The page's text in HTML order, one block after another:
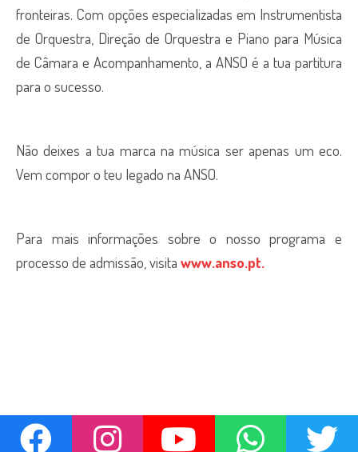
fronteiras. Com opções especializadas em Instrumentista
de Orquestra, Direção de Orquestra e Piano para Música
de Câmara e Acompanhamento, a ANSO é a tua partitura
para o sucesso.
Não deixes a tua marca na música ser apenas um eco.
Vem compor o teu legado na ANSO.
Para mais informações sobre o nosso programa e
processo de admissão, visita www.anso.pt.